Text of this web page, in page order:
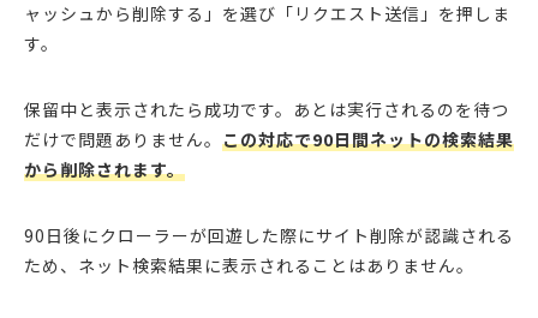
ャッシュから削除する」を選び「リクエスト送信」を押しま
す。
保留中と表示されたら成功です。あとは実行されるのを待つ
だけで問題ありません。 この対応で90日間ネットの検索結果
から削除されます。
90日後にクローラーが回遊した際にサイト削除が認識される
ため、ネット検索結果に表示されることはありません。